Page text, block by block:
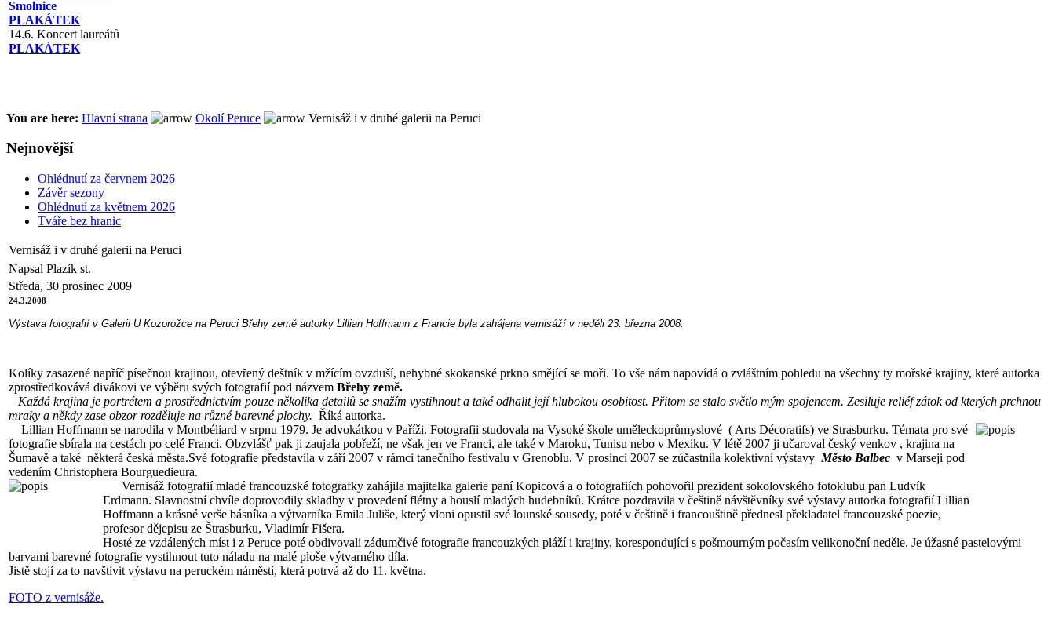
Smolnice
PLAKÁTEK
14.6. Koncert laureátů
PLAKÁTEK
You are here: Hlavní strana Okolí Peruce Vernisáž i v druhé galerii na Peruci
Nejnovější
Ohlédnutí za červnem 2026
Závěr sezony
Ohlédnutí za květnem 2026
Tváře bez hranic
Vernisáž i v druhé galerii na Peruci
Napsal Plazík st.
Středa, 30 prosinec 2009
24.3.2008
Výstava fotografií v Galerii U Kozorožce na Peruci Břehy země autorky Lillian Hoffmann z Francie byla zahájena vernisáží v neděli 23. března 2008.
Kolíky zasazené napříč písečnou krajinou, otevřený deštník v mžícím ovzduší, nehybné skokanské prkno smějící se moři. To vše nám napovídá o zvláštním pohledu na všechny ty mořské krajiny, které autorka
zprostředkovává divákovi ve výběru svých fotografií pod názvem Břehy země.
Každá krajina je portrétem a prostřednictvím pouze několika detailů se snažím vystihnout a také odhalit její hlubokou osobitost. Přitom se stalo světlo mým spojencem. Zesiluje reliéf zátok od kterých prchnou
mraky a někdy zase obzor rozděluje na různé barevné plochy. Říká autorka.
Lillian Hoffmann se narodila v Montbéliard v srpnu 1979. Je advokátkou v Paříži. Fotografii studovala na Vysoké škole uměleckoprůmyslové ( Arts Décoratifs) ve Strasburku. Témata pro své
fotografie sbírala na cestách po celé Franci. Obzvlášť pak ji zaujala pobřeží, ne však jen ve Franci, ale také v Maroku, Tunisu nebo v Mexiku. V létě 2007 ji učaroval český venkov , krajina na
Šumavě a také některá česká města.Své fotografie představila v září 2007 v rámci tanečního festivalu v Grenoblu. V prosinci 2007 se zúčastnila kolektivní výstavy Město Balbec v Marseji pod
vedením Christophera Bourguedieura.
Vernisáž fotografií mladé francouzské fotografky zahájila majitelka galerie paní Kopicová a o fotografiích pohovořil prezident sokolovského fotoklubu pan Ludvík
Erdmann. Slavnostní chvíle doprovodily skladby v provedení flétny a houslí mladých hudebníků. Krátce pozdravila v češtině návštěvníky své výstavy autorka fotografií Lillian
Hoffmann a krásné verše básníka a výtvarníka Emila Juliše, který vloni opustil své lounské sousedy, poté v češtině i francouštině přednesl překladatel francouzské poezie,
profesor dějepisu ze Štrasburku, Vladimír Fišera.
Hosté ze vzdálených míst i z Peruce poté obdivovali zádumčivé fotografie francouzkých pláží i krajiny, korespondující s pošmourným počasím velikonoční neděle. Je úžasné pastelovými
barvami barevné fotografie vystihnout tuto náladu na malé ploše výtvarného díla.
Jistě stojí za to navštívit výstavu na peruckém náměstí, která potrvá až do 11. května.
FOTO z vernisáže.